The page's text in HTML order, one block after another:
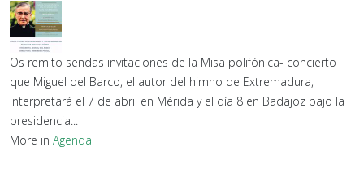
Os remito sendas invitaciones de la Misa polifónica- concierto
que Miguel del Barco, el autor del himno de Extremadura,
interpretará el 7 de abril en Mérida y el día 8 en Badajoz bajo la
presidencia...
More in Agenda